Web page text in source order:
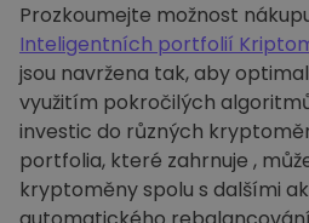
Prozkoumejte možnost
Inteligentních portfolií
jsou navržena tak, aby
využitím pokročilých
investic do různých
portfolia, které zahrnuje ,
kryptoměny spolu s dalšími